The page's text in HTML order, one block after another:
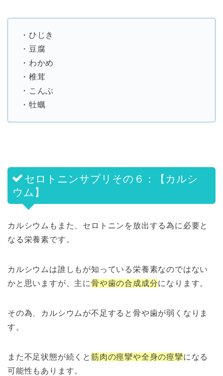
・ひじき
・豆腐
・わかめ
・椎茸
・こんぶ
・牡蠣
セロトニンサプリその６：【カルシ
ウム】
カルシウムもまた、セロトニンを放出する為に必要と
なる栄養素です。
カルシウムは誰しもが知っている栄養素なのではない
かと思いますが、主に骨や歯の合成成分になります。
その為、カルシウムが不足すると骨や歯が弱くなりま
す。
また不足状態が続くと 筋肉の痙攣や全身の痙攣になる
可能性もあります。